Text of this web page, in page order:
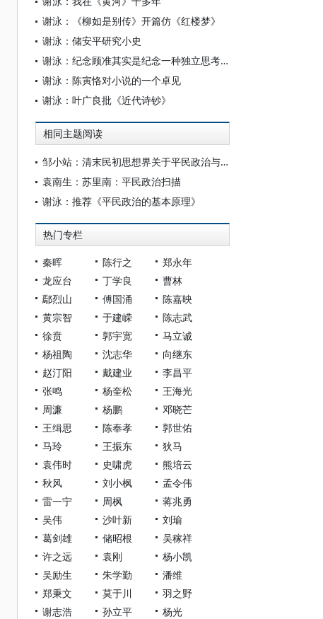
谢泳：《柳如是别传》开篇仿《红楼梦》
谢泳：储安平研究小史
谢泳：纪念顾准其实是纪念一种独立思考精神
谢泳：陈寅恪对小说的一个卓见
谢泳：叶广良批《近代诗钞》
相同主题阅读
邹小站：清末民初思想界关于平民政治与精英政治的争论
袁南生：苏里南：平民政治扫描
谢泳：推荐《平民政治的基本原理》
热门专栏
秦晖 陈行之
郑永年
龙应台
丁学良
曹林
鄢烈山
傅国涌
陈嘉映
黄宗智
于建嵘
陈志武
徐贲
郭宇宽
马立诚
杨祖陶
沈志华
向继东
赵汀阳
戴建业
李昌平
张鸣
杨奎松
王海光
周濂
杨鹏
邓晓芒
王缉思
陈奉孝
郭世佑
马玲
王振东
狄马
袁伟时
史啸虎
熊培云
秋风
刘小枫
孟令伟
雷一宁
周枫
蒋兆勇
吴伟
沙叶新
刘瑜
葛剑雄
储昭根
吴稼祥
许之远
袁刚
杨小凯
吴励生
朱学勤
潘维
郑秉文
莫于川
羽之野
谢志浩
孙立平 杨光